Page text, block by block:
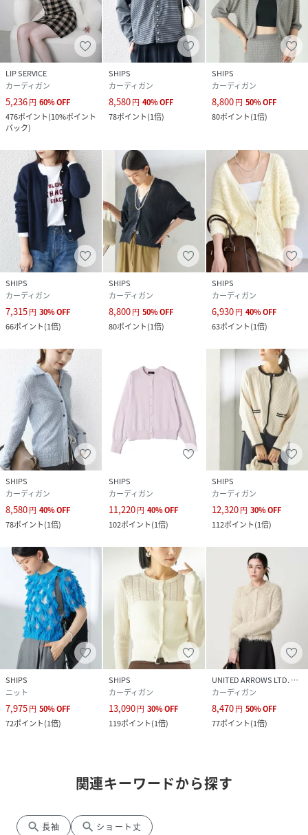
LIP SERVICE
カーディガン
5,236円 60%OFF
476ポイント(10%ポイント
バック)
SHIPS
カーディガン
8,580円 40%OFF
78ポイント(1倍)
SHIPS
カーディガン
8,800円 50%OFF
80ポイント(1倍)
SHIPS
カーディガン
7,315円 30%OFF
66ポイント(1倍)
SHIPS
カーディガン
8,800円 50%OFF
80ポイント(1倍)
SHIPS
カーディガン
6,930円 40%OFF
63ポイント(1倍)
SHIPS
カーディガン
8,580円 40%OFF
78ポイント(1倍)
SHIPS
カーディガン
11,220円 40%OFF
102ポイント(1倍)
SHIPS
カーディガン
12,320円 30%OFF
112ポイント(1倍)
SHIPS
ニット
7,975円 50%OFF
72ポイント(1倍)
SHIPS
カーディガン
13,090円 30%OFF
119ポイント(1倍)
UNITED ARROWS LTD. OUTLET
カーディガン
8,470円 50%OFF
77ポイント(1倍)
関連キーワードから探す
search 長袖 search ショート丈